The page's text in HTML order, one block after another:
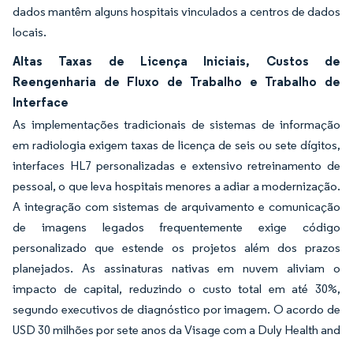
dados mantêm alguns hospitais vinculados a centros de dados
locais.
Altas Taxas de Licença Iniciais, Custos de
Reengenharia de Fluxo de Trabalho e Trabalho de
Interface
As implementações tradicionais de sistemas de informação
em radiologia exigem taxas de licença de seis ou sete dígitos,
interfaces HL7 personalizadas e extensivo retreinamento de
pessoal, o que leva hospitais menores a adiar a modernização.
A integração com sistemas de arquivamento e comunicação
de imagens legados frequentemente exige código
personalizado que estende os projetos além dos prazos
planejados. As assinaturas nativas em nuvem aliviam o
impacto de capital, reduzindo o custo total em até 30%,
segundo executivos de diagnóstico por imagem. O acordo de
USD 30 milhões por sete anos da Visage com a Duly Health and